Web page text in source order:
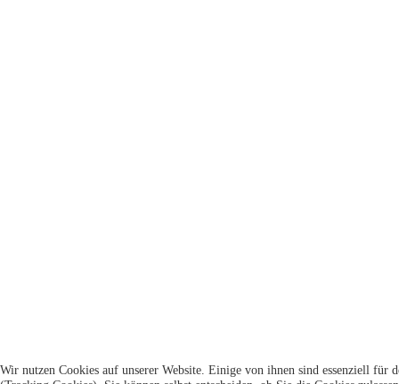
Wir nutzen Cookies auf unserer Website. Einige von ihnen sind essenziell für